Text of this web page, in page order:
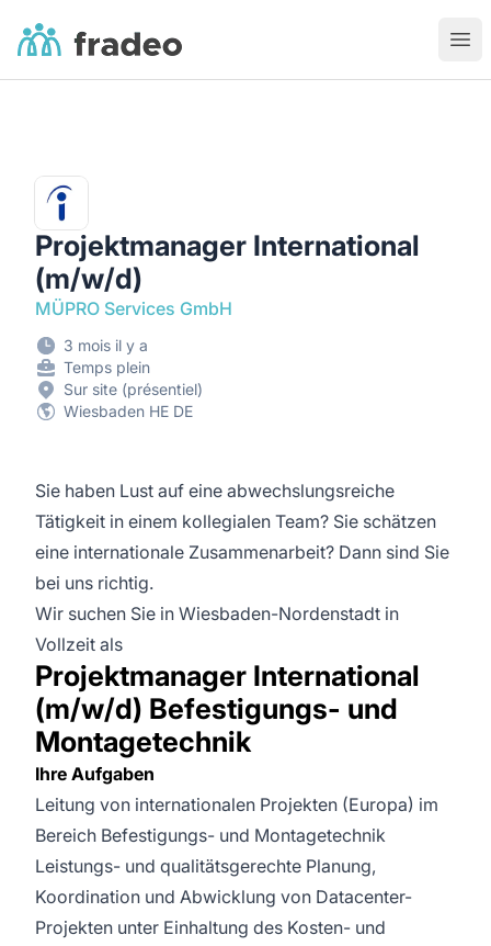
Fradeo
Projektmanager International
(m/w/d)
MÜPRO Services GmbH
3 mois il y a
Temps plein
Sur site (présentiel)
Wiesbaden HE DE
Sie haben Lust auf eine abwechslungsreiche
Tätigkeit in einem kollegialen Team? Sie schätzen
eine internationale Zusammenarbeit? Dann sind Sie
bei uns richtig.
Wir suchen Sie in Wiesbaden-Nordenstadt in
Vollzeit als
Projektmanager International
(m/w/d) Befestigungs- und
Montagetechnik
Ihre Aufgaben
Leitung von internationalen Projekten (Europa) im
Bereich Befestigungs- und Montagetechnik
Leistungs- und qualitätsgerechte Planung,
Koordination und Abwicklung von Datacenter-
Projekten unter Einhaltung des Kosten- und